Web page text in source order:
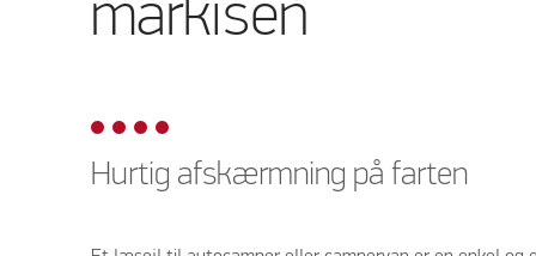
markisen
Hurtig afskærmning på farten